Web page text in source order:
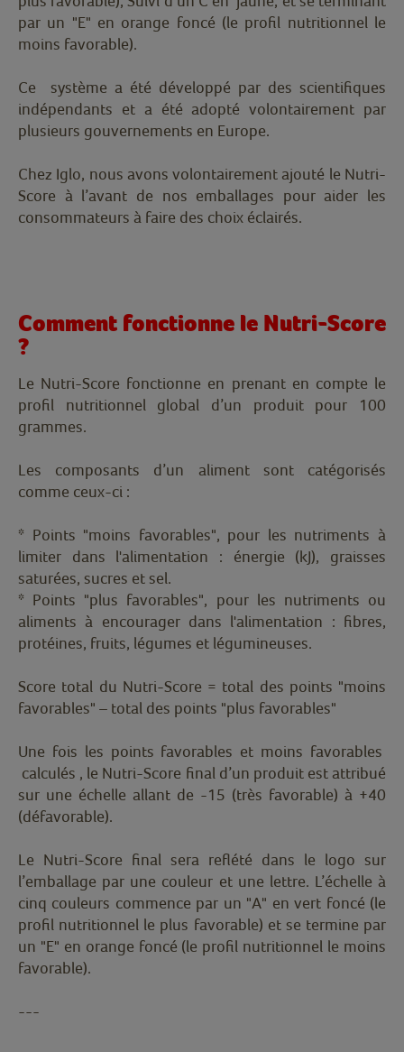
par un "E" en orange foncé (le profil nutritionnel le
moins favorable).
Ce système a été développé par des scientifiques
indépendants et a été adopté volontairement par
plusieurs gouvernements en Europe.
Chez Iglo, nous avons volontairement ajouté le Nutri-
Score à l’avant de nos emballages pour aider les
consommateurs à faire des choix éclairés.
Comment fonctionne le Nutri-Score
?
Le Nutri-Score fonctionne en prenant en compte le
profil nutritionnel global d’un produit pour 100
grammes.
Les composants d’un aliment sont catégorisés
comme ceux-ci :
* Points "moins favorables", pour les nutriments à
limiter dans l'alimentation : énergie (kJ), graisses
saturées, sucres et sel.
* Points "plus favorables", pour les nutriments ou
aliments à encourager dans l'alimentation : fibres,
protéines, fruits, légumes et légumineuses.
Score total du Nutri-Score = total des points "moins
favorables" – total des points "plus favorables"
Une fois les points favorables et moins favorables
calculés , le Nutri-Score final d’un produit est attribué
sur une échelle allant de -15 (très favorable) à +40
(défavorable).
Le Nutri-Score final sera reflété dans le logo sur
l’emballage par une couleur et une lettre. L’échelle à
cinq couleurs commence par un "A" en vert foncé (le
profil nutritionnel le plus favorable) et se termine par
un "E" en orange foncé (le profil nutritionnel le moins
favorable).
---